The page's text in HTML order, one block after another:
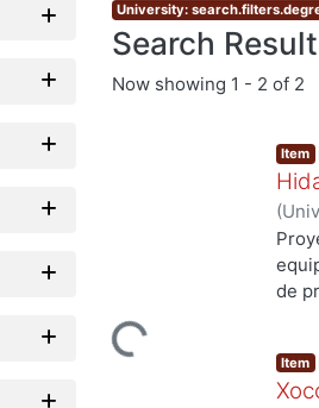
University:
Search
Now showing 1 - 2 of 2
Loading...
Item
(
de
de
Item